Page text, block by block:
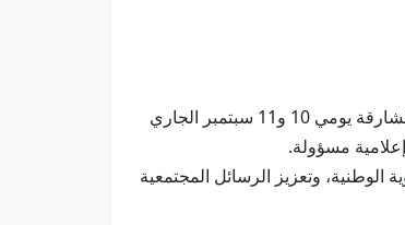
دبي في 8 سبتمبر / وام / يشارك مجلس الإمارات للإعلام في النسخة الـ14 من المنتدى الدولي للاتصال الحكومي، الذي تنظمه إمارة الشارقة يومي 10 و11 سبتمبر الجاري
مسؤولة.
وتعزيز الرسائل المجتمعية